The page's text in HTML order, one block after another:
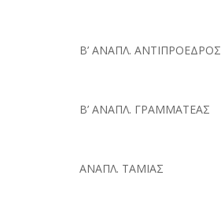
Β’ ΑΝΑΠΛ. ΑΝΤΙΠΡΟΕΔΡΟΣ
Β’ ΑΝΑΠΛ. ΓΡΑΜΜΑΤΕΑΣ
ΑΝΑΠΛ. ΤΑΜΙΑΣ